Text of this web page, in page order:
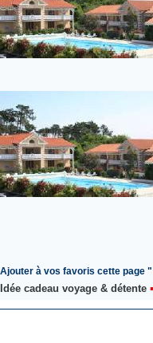
Ajouter à vos favoris cette page "
Idée cadeau voyage & détente